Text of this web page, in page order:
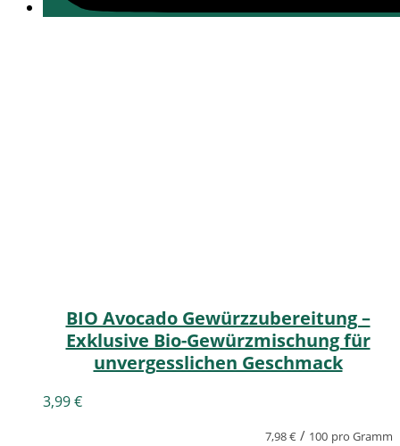
BIO Avocado Gewürzzubereitung –
Exklusive Bio-Gewürzmischung für
unvergesslichen Geschmack
3,99€
7,98€ / 100 pro Gramm